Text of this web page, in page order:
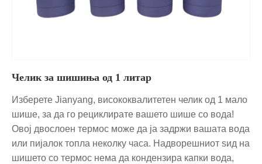
Челик за шишиња од 1 литар
Изберете Jianyang, висококвалитетен челик од 1 мало
шише, за да го рециклирате вашето шише со вода!
Овој двослоен термос може да ја задржи вашата вода
или пијалок топла неколку часа. Надворешниот ѕид на
шишето со термос нема да кондензира капки вода,